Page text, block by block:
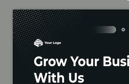
A plataforma criativa para você direcionar
seu melhor trabalho. Mais de 1 milhão de
assinantes entre criativos, empresas,
agências e estúdios.
Português